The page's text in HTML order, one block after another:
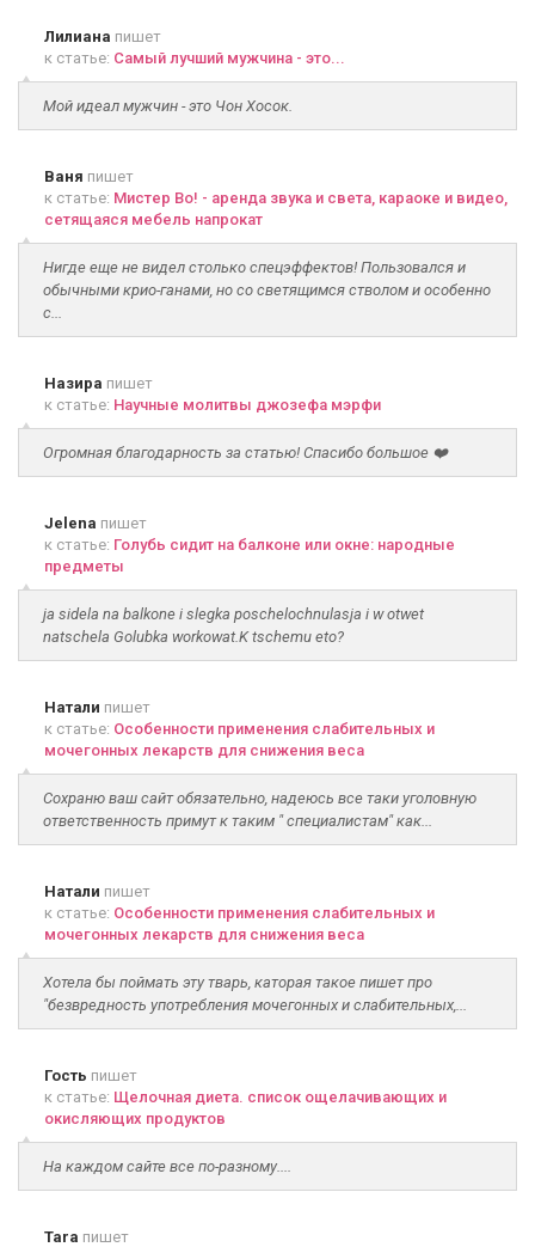
Лилиана пишет
к статье: Самый лучший мужчина - это...
Мой идеал мужчин - это Чон Хосок.
Ваня пишет
к статье: Мистер Во! - аренда звука и света, караоке и видео,
сетящаяся мебель напрокат
Нигде еще не видел столько спецэффектов! Пользовался и
обычными крио-ганами, но со светящимся стволом и особенно
с...
Назира пишет
к статье: Научные молитвы джозефа мэрфи
Огромная благодарность за статью! Спасибо большое ❤️
Jelena пишет
к статье: Голубь сидит на балконе или окне: народные
предметы
ja sidela na balkone i slegka poschelochnulasja i w otwet
natschela Golubka workowat.K tschemu eto?
Натали пишет
к статье: Особенности применения слабительных и
мочегонных лекарств для снижения веса
Сохраню ваш сайт обязательно, надеюсь все таки уголовную
ответственность примут к таким " специалистам" как...
Натали пишет
к статье: Особенности применения слабительных и
мочегонных лекарств для снижения веса
Хотела бы поймать эту тварь, каторая такое пишет про
"безвредность употребления мочегонных и слабительных,...
Гость пишет
к статье: Щелочная диета. список ощелачивающих и
окисляющих продуктов
На каждом сайте все по-разному....
Tara пишет